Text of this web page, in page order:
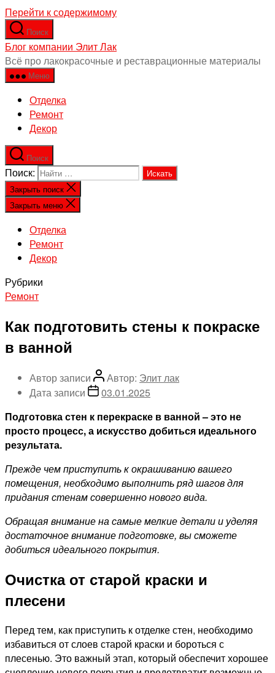
Перейти к содержимому
Поиск
Блог компании Элит Лак
Всё про лакокрасочные и реставрационные материалы
Меню
Отделка
Ремонт
Декор
Поиск
Поиск:
Закрыть поиск
Закрыть меню
Отделка
Ремонт
Декор
Рубрики
Ремонт
Как подготовить стены к покраске
в ванной
Автор записи Автор: Элит лак
Дата записи
03.01.2025
Подготовка стен к перекраске в ванной – это не
просто процесс, а искусство добиться идеального
результата.
Прежде чем приступить к окрашиванию вашего
помещения, необходимо выполнить ряд шагов для
придания стенам совершенно нового вида.
Обращая внимание на самые мелкие детали и уделяя
достаточное внимание подготовке, вы сможете
добиться идеального покрытия.
Очистка от старой краски и
плесени
Перед тем, как приступить к отделке стен, необходимо
избавиться от слоев старой краски и бороться с
плесенью. Это важный этап, который обеспечит хорошее